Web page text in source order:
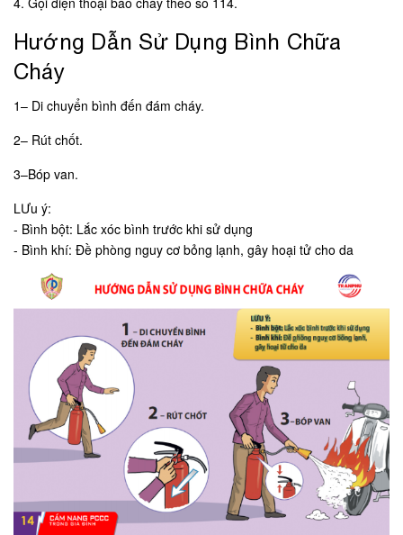
Hướng Dẫn Sử Dụng Bình Chữa
Cháy
1– Di chuyển bình đến đám cháy.
2– Rút chốt.
3–Bóp van.
LƯu ý:
- Bình bột: Lắc xóc bình trước khi sử dụng
- Bình khí: Đề phòng nguy cơ bỏng lạnh, gây hoại tử cho da